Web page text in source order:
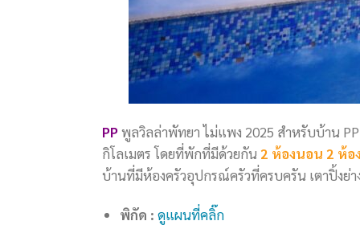
PPพูลวิลล่าพัทยา ไม่แพง 2025 สำหรับบ้าน
กิโลเมตร โดยที่พักที่มีด้วยกัน 2 ห้องนอน 2 ห้อ
บ้านที่มีห้องครัวอุปกรณ์ครัวที่ครบครัน เตาปิ้งย่
พิกัด :ดูแผนที่คลิ๊ก